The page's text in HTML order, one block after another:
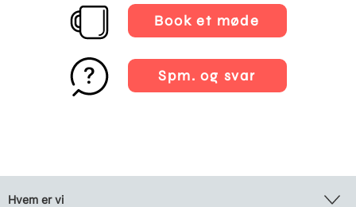
Book et møde
Spm. og svar
Hvem er vi